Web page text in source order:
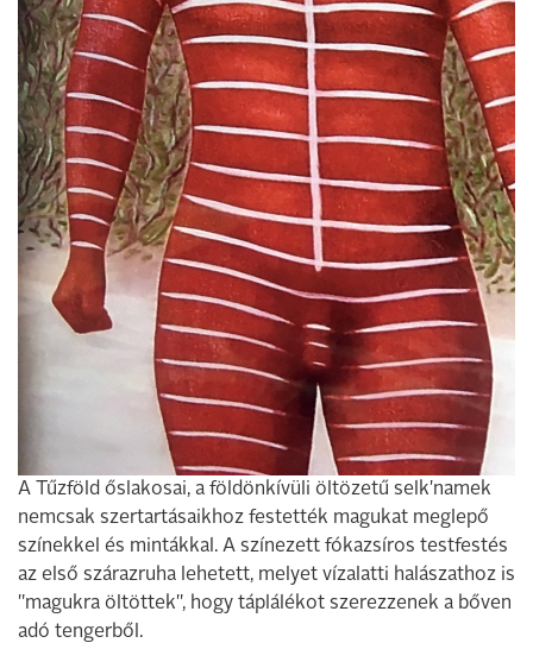
A Tűzföld őslakosai, a földönkívüli öltözetű selk'namek
nemcsak szertartásaikhoz festették magukat meglepő
színekkel és mintákkal. A színezett fókazsíros testfestés
az első szárazruha lehetett, melyet vízalatti halászathoz is
"magukra öltöttek", hogy táplálékot szerezzenek a bőven
adó tengerből.